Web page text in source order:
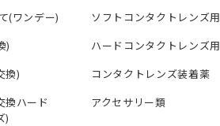
(ワンデー)
)
換)
換ハード
)
ソフトコンタクトレンズ用
ハードコンタクトレンズ用
コンタクトレンズ装着薬
アクセサリー類